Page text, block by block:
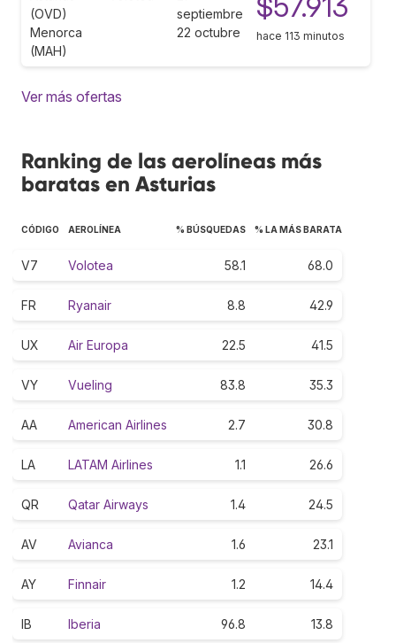
(OVD)
Menorca
(MAH)
septiembre
22 octubre
hace 113 minutos
Ver más ofertas
Ranking de las aerolíneas más
baratas en Asturias
CÓDIGO AEROLÍNEA % BÚSQUEDAS % LA MÁS BARATA
V7 Volotea 58.1 68.0
FR Ryanair 8.8 42.9
UX Air Europa 22.5 41.5
VY Vueling 83.8 35.3
AA American Airlines 2.7 30.8
LA LATAM Airlines 1.1 26.6
QR Qatar Airways 1.4 24.5
AV Avianca 1.6 23.1
AY Finnair 1.2 14.4
IB Iberia 96.8 13.8